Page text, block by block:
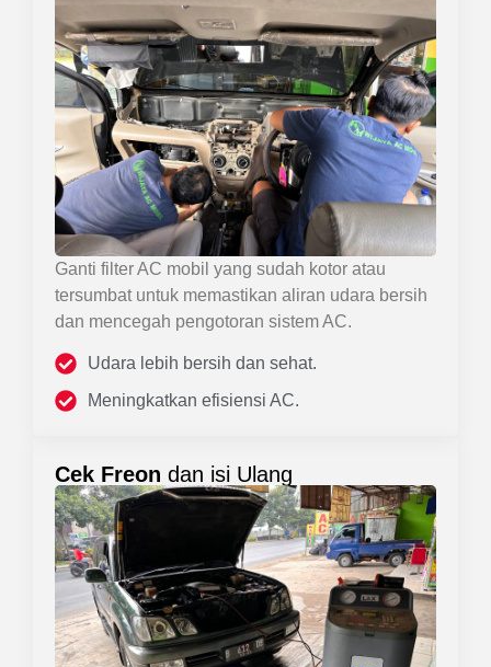
Ganti filter AC mobil yang sudah kotor atau
tersumbat untuk memastikan aliran udara bersih
dan mencegah pengotoran sistem AC.
Udara lebih bersih dan sehat.
Meningkatkan efisiensi AC.
Cek Freon dan isi Ulang